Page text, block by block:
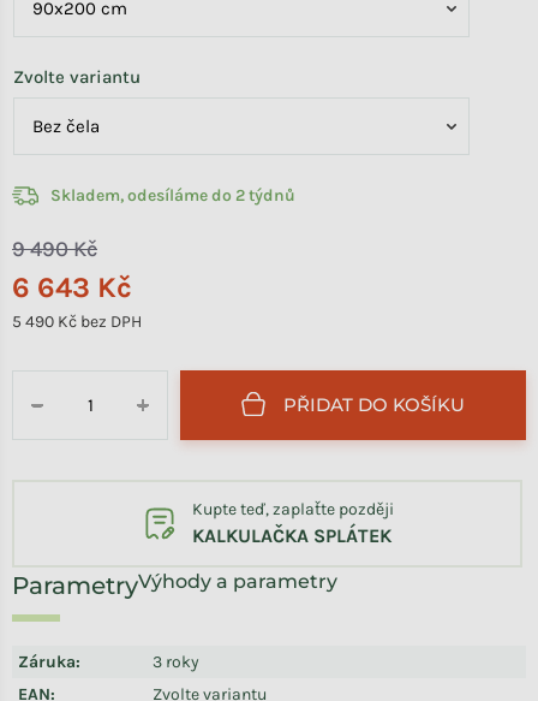
9 490 Kč
6 643 Kč
5 490 Kč bez DPH
Skladem, odesíláme do 2 týdnů
Zvolte variantu
+
− PŘIDAT DO KOŠÍKU
Výhody a parametry
Záruka:
3 roky
EAN:
Zvolte variantu
Kupte teď, zaplaťte později
KALKULAČKA SPLÁTEK